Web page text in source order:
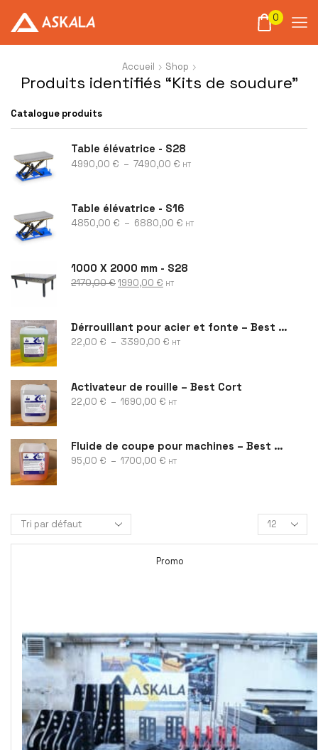
0
Accueil Shop
Produits identifiés “Kits de soudure”
Promo
Catalogue produits
Table élévatrice - S28
4990,00 € – 7490,00 € HT
Table élévatrice - S16
4850,00 € – 6880,00 € HT
1000 X 2000 mm - S28
2170,00€1990,00 € HT
Dérrouillant pour acier et fonte – Best Rust
22,00 € – 3390,00 € HT
Activateur de rouille – Best Cort
22,00 € – 1690,00 € HT
Fluide de coupe pour machines – Best Cool
95,00 € – 1700,00 € HT